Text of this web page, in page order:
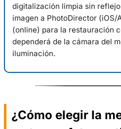
digitalización limpia sin
imagen a PhotoDirector (iOS/
(online) para la restauración
dependerá de la cámara del
iluminación.
¿Cómo elegir la